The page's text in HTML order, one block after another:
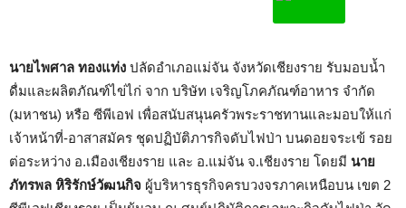
นายไพศาล ทองแท่ง ปลัดอำเภอแม่จัน จังหวัดเชียงราย รับมอบน้ำ
ดื่มและผลิตภัณฑ์ไข่ไก่ จาก บริษัท เจริญโภคภัณฑ์อาหาร จำกัด
(มหาชน) หรือ ซีพีเอฟ เพื่อสนับสนุนครัวพระราชทานและมอบให้แก่
เจ้าหน้าที่-อาสาสมัคร ชุดปฏิบัติภารกิจดับไฟป่า บนดอยจระเข้ รอย
ต่อระหว่าง อ.เมืองเชียงราย และ อ.แม่จัน จ.เชียงราย โดยมี นาย
ภัทรพล หิริรักษ์วัฒนกิจ ผู้บริหารธุรกิจครบวงจรภาคเหนือบน เขต 2